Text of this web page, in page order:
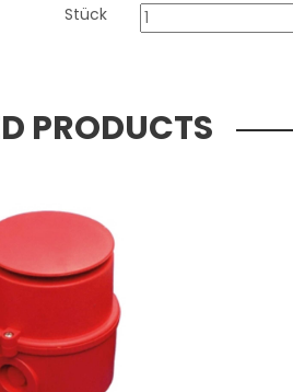
Stück
PRODUCTS